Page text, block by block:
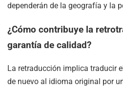
dependerán de la geografía y la
¿Cómo contribuye la
garantía de calidad?
La retraducción implica traducir
de nuevo al idioma original por